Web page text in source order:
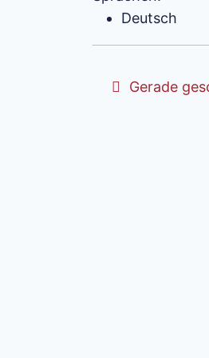
Deutsch
Gerade